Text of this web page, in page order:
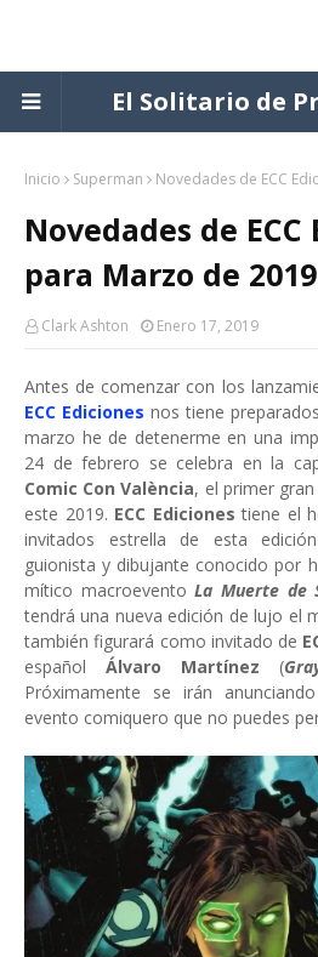
El Solitario de
Inicio Superman Novedades de ECC
Novedades de ECC
para Marzo de 2019
Clark Ashton Enero 17, 2019
Antes de comenzar con los
ECC Ediciones nos tiene
marzo he de detenerme en una
24 de febrero se celebra en la
Comic Con València, el primer
este 2019. ECC Ediciones tiene el
invitados estrella de esta
guionista y dibujante conocido por
mítico macroeventoLa Muerte de
tendrá una nueva edición de lujo el
también figurará como invitado de
español Álvaro Martínez (
Próximamente se irán
evento comiquero que no puedes